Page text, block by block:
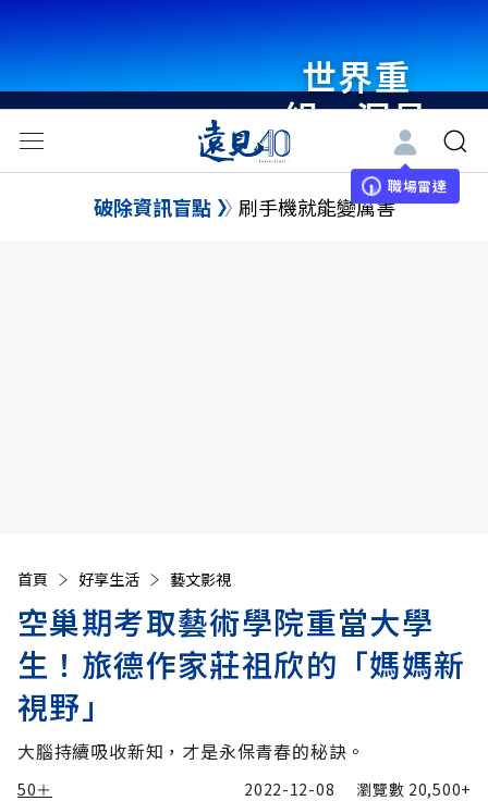
世界重
組・洞見
未來 與
世界領袖
職場雷達
破除資訊盲點 刷手機就能變厲害
首頁 好享生活 藝文影視
空巢期考取藝術學院重當大學
生！旅德作家莊祖欣的「媽媽新
視野」
大腦持續吸收新知，才是永保青春的秘訣。
50＋ 2022-12-08 瀏覽數 20,500+